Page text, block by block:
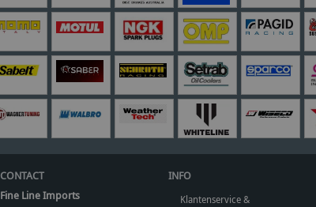
CONTACT
Fine Line Imports
INFO
Klantenservice &